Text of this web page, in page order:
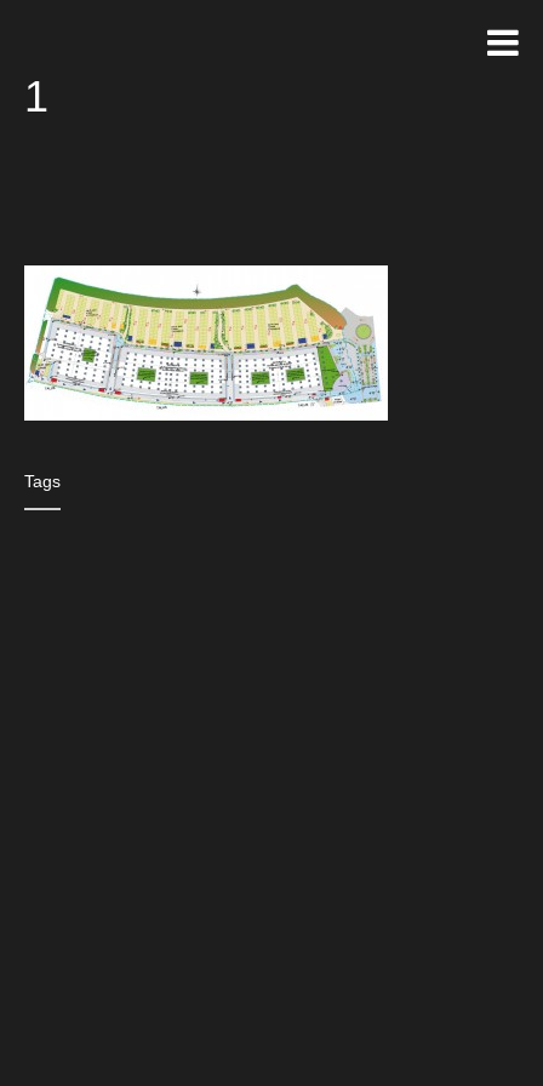
1
Tags